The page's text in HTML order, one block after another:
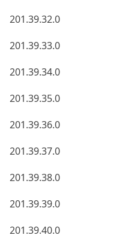
201.39.32.0
201.39.33.0
201.39.34.0
201.39.35.0
201.39.36.0
201.39.37.0
201.39.38.0
201.39.39.0
201.39.40.0